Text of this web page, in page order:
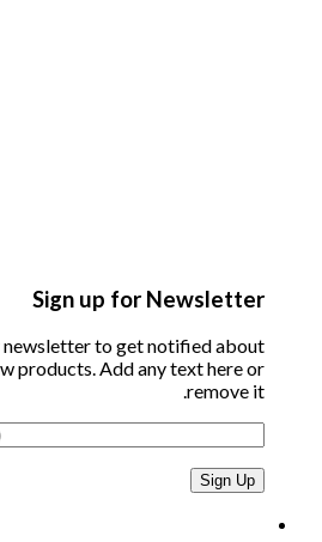
Sign up for Newsletter
newsletter to get notified about
products. Add any text here or
remove it.